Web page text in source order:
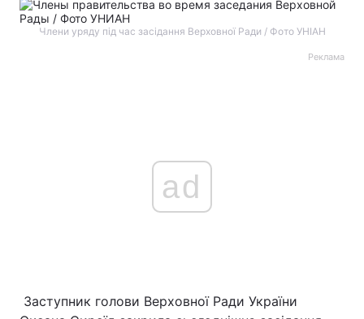
Члени уряду під час засідання Верховної Ради / Фото УНІАН
Реклама
ad
Заступник голови Верховної Ради України